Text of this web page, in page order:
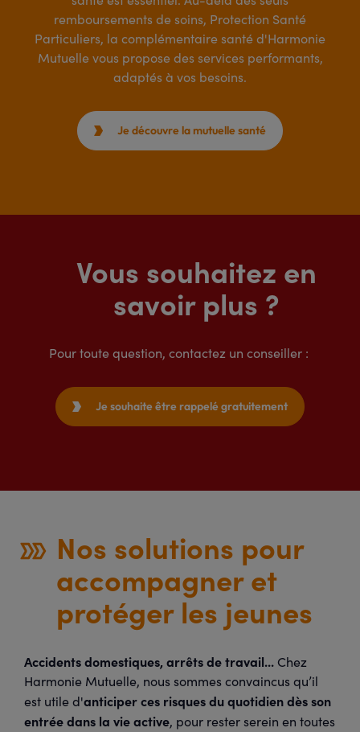
remboursements de soins, Protection Santé
Particuliers, la complémentaire santé d'Harmonie
Mutuelle vous propose des services performants,
adaptés à vos besoins.
 Je découvre la mutuelle santé
Vous souhaitez en
savoir plus ?
Pour toute question, contactez un conseiller :
 Je souhaite être rappelé gratuitement
Nos solutions pour
accompagner et
protéger les jeunes
Accidents domestiques, arrêts de travail... Chez
Harmonie Mutuelle, nous sommes convaincus qu’il
est utile d'anticiper ces risques du quotidien dès son
entrée dans la vie active, pour rester serein en toutes